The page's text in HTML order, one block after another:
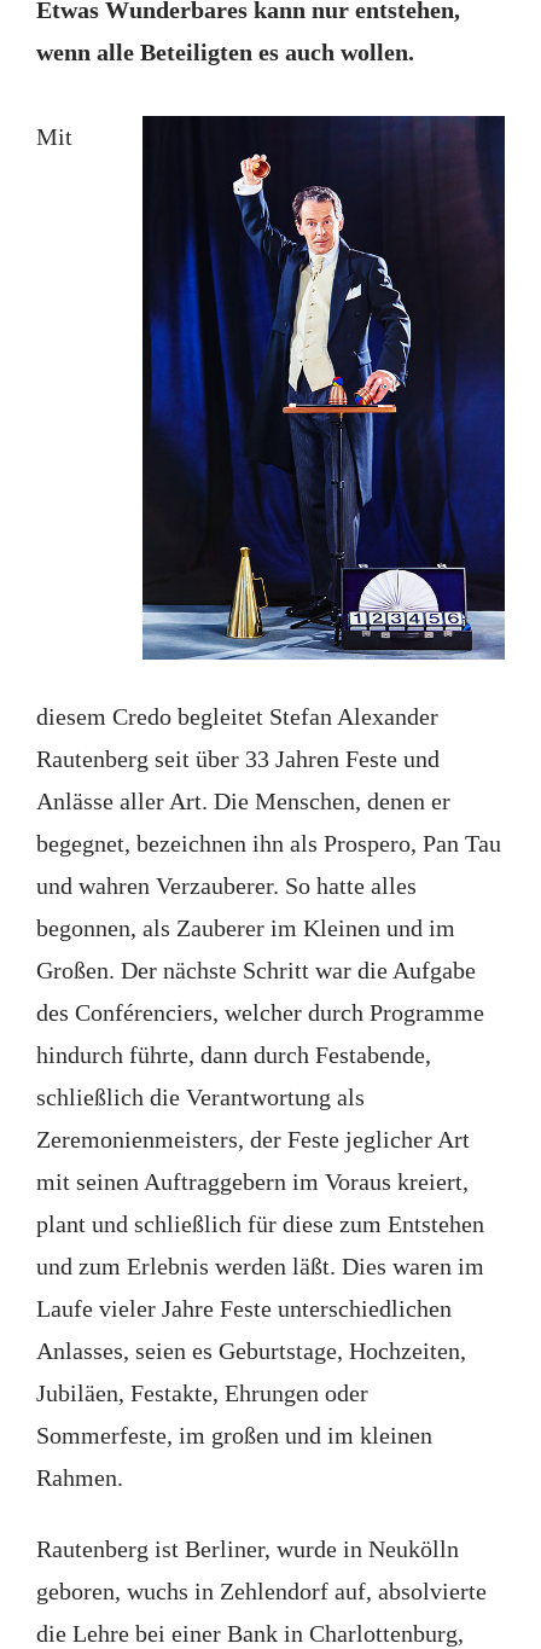
Etwas Wunderbares kann nur entstehen,
wenn alle Beteiligten es auch wollen.
Mit
diesem Credo begleitet Stefan Alexander
Rautenberg seit über 33 Jahren Feste und
Anlässe aller Art. Die Menschen, denen er
begegnet, bezeichnen ihn als Prospero, Pan Tau
und wahren Verzauberer. So hatte alles
begonnen, als Zauberer im Kleinen und im
Großen. Der nächste Schritt war die Aufgabe
des Conférenciers, welcher durch Programme
hindurch führte, dann durch Festabende,
schließlich die Verantwortung als
Zeremonienmeisters, der Feste jeglicher Art
mit seinen Auftraggebern im Voraus kreiert,
plant und schließlich für diese zum Entstehen
und zum Erlebnis werden läßt. Dies waren im
Laufe vieler Jahre Feste unterschiedlichen
Anlasses, seien es Geburtstage, Hochzeiten,
Jubiläen, Festakte, Ehrungen oder
Sommerfeste, im großen und im kleinen
Rahmen.
Rautenberg ist Berliner, wurde in Neukölln
geboren, wuchs in Zehlendorf auf, absolvierte
die Lehre bei einer Bank in Charlottenburg,